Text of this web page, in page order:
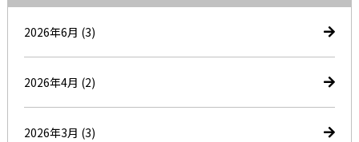
2026年6月 (3)
2026年4月 (2)
2026年3月 (3)